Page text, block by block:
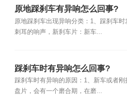
原地踩刹车有异响怎么回事?
原地踩刹车出现异响分类：1、踩刹车时
刺耳的响声，新刹车片：新车...
踩刹车时有异响怎么回事?
踩刹车时有异响的原因：1、新车或者刚
盘片，会有一个磨合期，在磨...